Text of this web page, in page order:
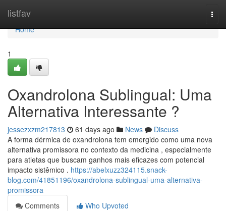
listfav
Home
Home
1
Oxandrolona Sublingual: Uma
Alternativa Interessante ?
jessezxzm217813 61 days ago News
Discuss
A forma dérmica de oxandrolona tem emergido como uma nova
alternativa promissora no contexto da medicina , especialmente
para atletas que buscam ganhos mais eficazes com potencial
impacto sistêmico . https://abelxuzz324115.snack-
blog.com/41851196/oxandrolona-sublingual-uma-alternativa-
promissora
Comments
Who Upvoted